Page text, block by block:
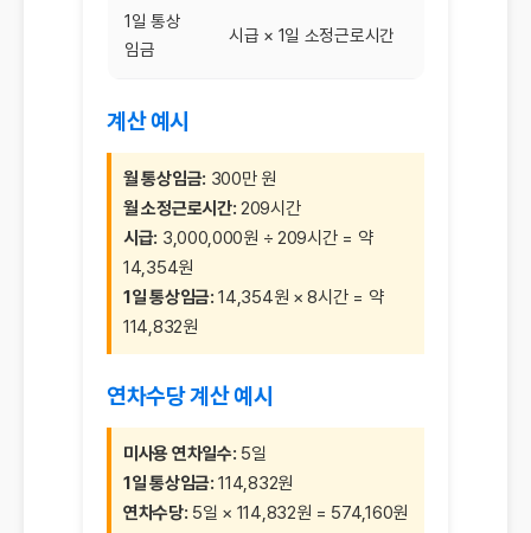
1일 통상
임금
시급 × 1일 소정근로시간
계산 예시
월 통상임금: 300만 원
월 소정근로시간: 209시간
시급: 3,000,000원 ÷ 209시간 = 약
14,354원
1일 통상임금: 14,354원 × 8시간 = 약
114,832원
연차수당 계산 예시
미사용 연차일수: 5일
1일 통상임금: 114,832원
연차수당: 5일 × 114,832원 = 574,160원